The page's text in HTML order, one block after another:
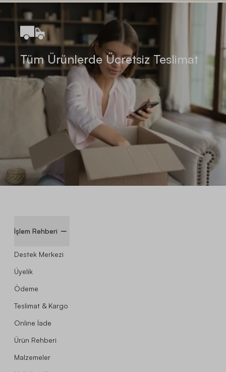
Tüm Ürünlerde Ücretsiz Teslimat
İşlem Rehberi
Destek Merkezi
Üyelik
Ödeme
Teslimat & Kargo
Online İade
Ürün Rehberi
Malzemeler